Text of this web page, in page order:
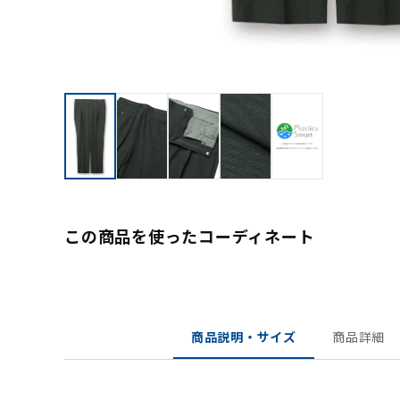
この商品を使ったコーディネート
商品説明・サイズ 商品詳細